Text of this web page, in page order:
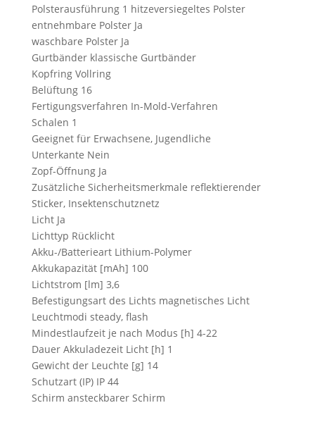
Polsterausführung 1 hitzeversiegeltes Polster
entnehmbare Polster Ja
waschbare Polster Ja
Gurtbänder klassische Gurtbänder
Kopfring Vollring
Belüftung 16
Fertigungsverfahren In-Mold-Verfahren
Schalen 1
Geeignet für Erwachsene, Jugendliche
Unterkante Nein
Zopf-Öffnung Ja
Zusätzliche Sicherheitsmerkmale reflektierender
Sticker, Insektenschutznetz
Licht Ja
Lichttyp Rücklicht
Akku-/Batterieart Lithium-Polymer
Akkukapazität [mAh] 100
Lichtstrom [lm] 3,6
Befestigungsart des Lichts magnetisches Licht
Leuchtmodi steady, flash
Mindestlaufzeit je nach Modus [h] 4-22
Dauer Akkuladezeit Licht [h] 1
Gewicht der Leuchte [g] 14
Schutzart (IP) IP 44
Schirm ansteckbarer Schirm